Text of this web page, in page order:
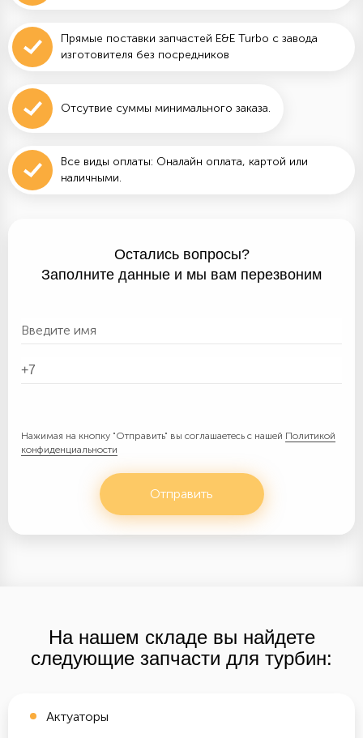
Прямые поставки запчастей E&E Turbo с завода
изготовителя без посредников
Отсутвие суммы минимального заказа.
Все виды оплаты: Оналайн оплата, картой или
наличными.
Остались вопросы?
Заполните данные и мы вам перезвоним
Нажимая на кнопку "Отправить" вы соглашаетесь с нашей Политикой
конфиденциальности
Отправить
На нашем складе вы найдете
следующие запчасти для турбин:
Актуаторы